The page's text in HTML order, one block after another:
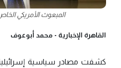
المبعوث الأمريكي
القاهرة الإخبارية - محمد أبوعوف
كشفت مصادر سياسية